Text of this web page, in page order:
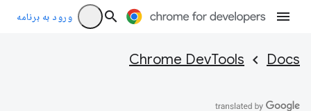
ورود به برنامه
Docs
Chrome DevTools